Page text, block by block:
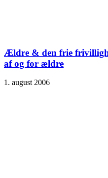
Ældre & den frie
af og for ældre
1. august 2006